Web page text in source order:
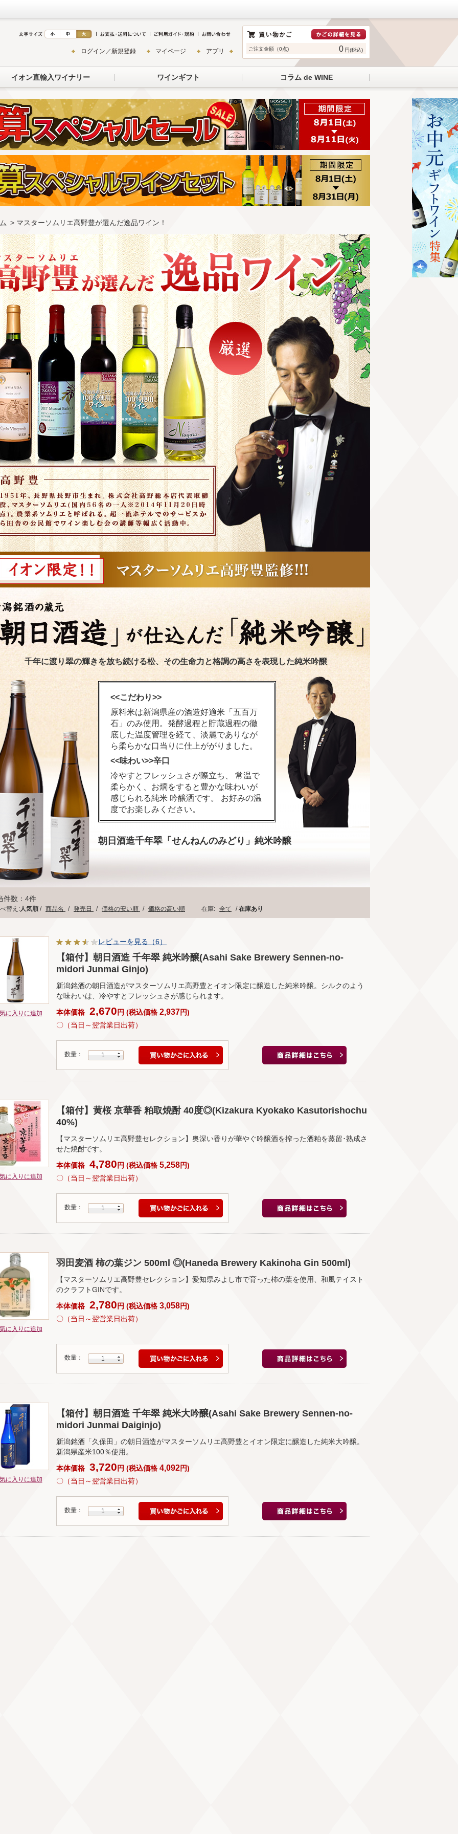
ご注文金額（0点) 0 円(税込)
ログイン／新規登録 マイページ アプリ
イオン直輸入ワイナリー ワインギフト コラム de WINE
> マスターソムリエ高野豊が選んだ逸品ワイン！
千年に渡り翠の輝きを放ち続ける松、その生命力と格調の高さを表現した純米吟醸
<<こだわり>>
原料米は新潟県産の酒造好適米「五百万
石」のみ使用。発酵過程と貯蔵過程の徹
底した温度管理を経て、淡麗でありなが
ら柔らかな口当りに仕上ががりました。
<<味わい>>辛口
冷やすとフレッシュさが際立ち、 常温で
柔らかく、お燗をすると豊かな味わいが
感じられる純米 吟醸洒です。 お好みの温
度でお楽しみください。
朝日酒造千年翠「せんねんのみどり」純米吟醸
件数：4件
替え:人気順 / 商品名 / 発売日 / 価格の安い順 / 価格の高い順 在庫: 全て /在庫あり
に入りに追加
レビューを見る（6）
【箱付】朝日酒造 千年翠 純米吟醸(Asahi Sake Brewery Sennen-no-
midori Junmai Ginjo)
新潟銘酒の朝日酒造がマスターソムリエ高野豊とイオン限定に醸造した純米吟醸。シルクのよう
な味わいは、冷やすとフレッシュさが感じられます。
本体価格 2,670 円 (税込価格2,937円)
〇（当日～翌営業日出荷）
数量： 1
に入りに追加
【箱付】黄桜 京華香 粕取焼酎 40度◎(Kizakura Kyokako Kasutorishochu
40%)
【マスターソムリエ高野豊セレクション】奥深い香りが華やぐ吟醸酒を搾った酒粕を蒸留･熟成さ
せた焼酎です。
本体価格 4,780円 (税込価格5,258円)
〇（当日～翌営業日出荷）
数量： 1
に入りに追加
羽田麦酒 柿の葉ジン 500ml ◎(Haneda Brewery Kakinoha Gin 500ml)
【マスターソムリエ高野豊セレクション】愛知県みよし市で育った柿の葉を使用、和風テイスト
のクラフトGINです。
本体価格 2,780 円 (税込価格 3,058円)
〇（当日～翌営業日出荷）
数量： 1
に入りに追加
【箱付】朝日酒造 千年翠 純米大吟醸(Asahi Sake Brewery Sennen-no-
midori Junmai Daiginjo)
新潟銘酒「久保田」の朝日酒造がマスターソムリエ高野豊とイオン限定に醸造した純米大吟醸。
新潟県産米100％使用。
本体価格 3,720 円 (税込価格 4,092円)
〇（当日～翌営業日出荷）
数量： 1